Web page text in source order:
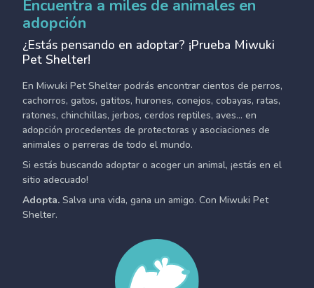
Encuentra a miles de animales en
adopción
¿Estás pensando en adoptar? ¡Prueba Miwuki
Pet Shelter!
En Miwuki Pet Shelter podrás encontrar cientos de perros,
cachorros, gatos, gatitos, hurones, conejos, cobayas, ratas,
ratones, chinchillas, jerbos, cerdos reptiles, aves... en
adopción procedentes de protectoras y asociaciones de
animales o perreras de todo el mundo.
Si estás buscando adoptar o acoger un animal, ¡estás en el
sitio adecuado!
Adopta. Salva una vida, gana un amigo. Con Miwuki Pet
Shelter.